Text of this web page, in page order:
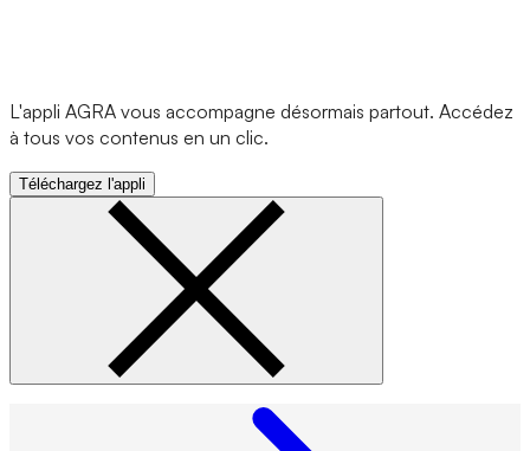
L'appli AGRA vous accompagne désormais partout. Accédez
à tous vos contenus en un clic.
Téléchargez l'appli